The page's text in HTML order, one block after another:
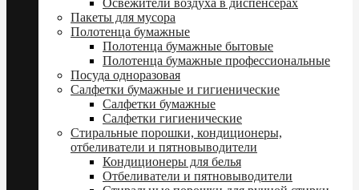
Пакеты для мусора
Полотенца бумажные
Полотенца бумажные бытовые
Полотенца бумажные профессиональные
Посуда одноразовая
Салфетки бумажные и гигиенические
Салфетки бумажные
Салфетки гигиенические
Стиральные порошки, кондиционеры,
отбеливатели и пятновыводители
Кондиционеры для белья
Отбеливатели и пятновыводители